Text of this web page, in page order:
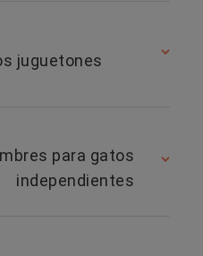
juguetones
para gatos
independientes